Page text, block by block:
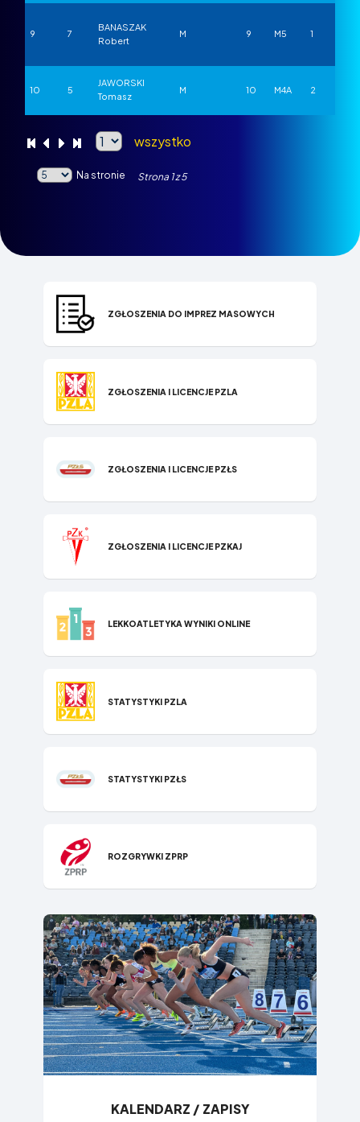
9 7
BANASZAK
Robert
M 9 M5 1
10 5
JAWORSKI
Tomasz
M 10 M4A 2
wszystko
Na stronie Strona 1z5
ZGŁOSZENIA DO IMPREZ MASOWYCH
ZGŁOSZENIA I LICENCJE PZLA
ZGŁOSZENIA I LICENCJE PZŁS
ZGŁOSZENIA I LICENCJE PZKAJ
LEKKOATLETYKA WYNIKI ONLINE
STATYSTYKI P​ZLA
STATYSTYKI PZŁS
ROZGRYWKI ZPRP
KALENDARZ / ZAPISY